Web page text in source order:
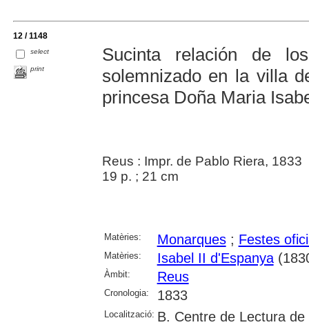
12 / 1148
select
print
Sucinta relación de
solemnizado en la villa
princesa Doña Maria
Reus : Impr. de Pablo Riera, 1833
19 p. ; 21 cm
Matèries: Monarques; Festes
Matèries: Isabel II d'Espanya
Àmbit: Reus
Cronologia: 1833
Localització: B. Centre de Lectura de